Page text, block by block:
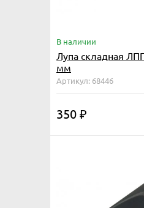
В наличии
Лупа складная
мм
Артикул: 68446
350 ₽